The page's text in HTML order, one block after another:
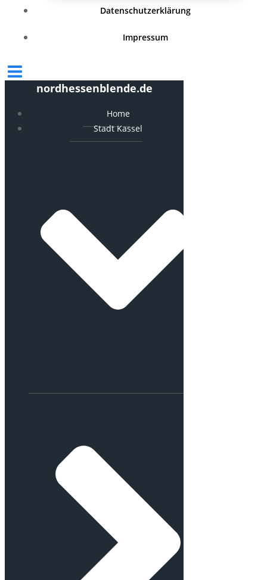
Datenschutzerklärung
Impressum
nordhessenblende.de
Home
Stadt Kassel